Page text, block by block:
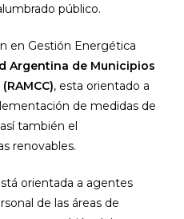
público.
en Gestión Energética
Argentina de Municipios
, esta orientado a
de medidas de
también el
renovables.
orientada a agentes
de las áreas de